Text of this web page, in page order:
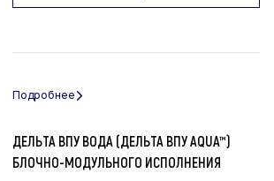
ДЕЛЬТА ВПУ ВОДА (ДЕЛЬТА ВПУ AQUA™)
БЛОЧНО-МОДУЛЬНОГО ИСПОЛНЕНИЯ